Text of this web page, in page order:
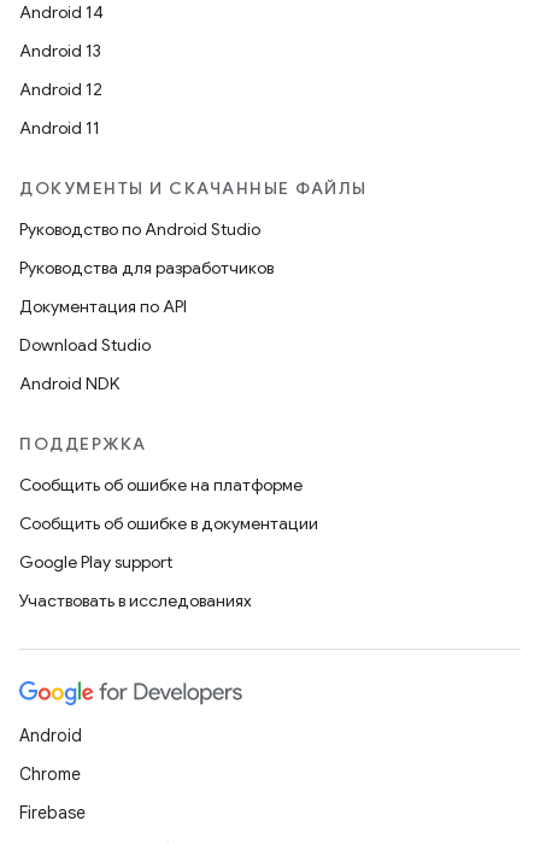
Android 14
Android 13
Android 12
Android 11
ДОКУМЕНТЫ И СКАЧАННЫЕ ФАЙЛЫ
Руководство по Android Studio
Руководства для разработчиков
Документация по API
Download Studio
Android NDK
ПОДДЕРЖКА
Сообщить об ошибке на платформе
Сообщить об ошибке в документации
Google Play support
Участвовать в исследованиях
Android
Chrome
Firebase